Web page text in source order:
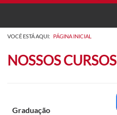
VOCÊ ESTÁ AQUI: PÁGINA INICIAL
NOSSOS CURSOS
Graduação